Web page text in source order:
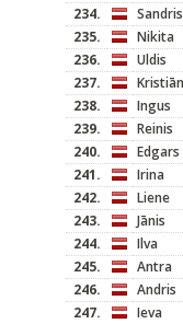
234.
Sandris
235.
Nikita
236.
Uldis
237.
238.
Ingus
239.
Reinis
240.
Edgars
241.
Irina
242.
Liene
243.
Jānis
244.
Ilva
245.
Antra
246.
Andris
247.
Ieva